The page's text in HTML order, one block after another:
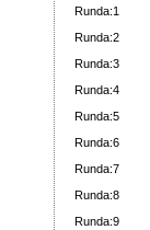
Runda:1
Runda:2
Runda:3
Runda:4
Runda:5
Runda:6
Runda:7
Runda:8
Runda:9